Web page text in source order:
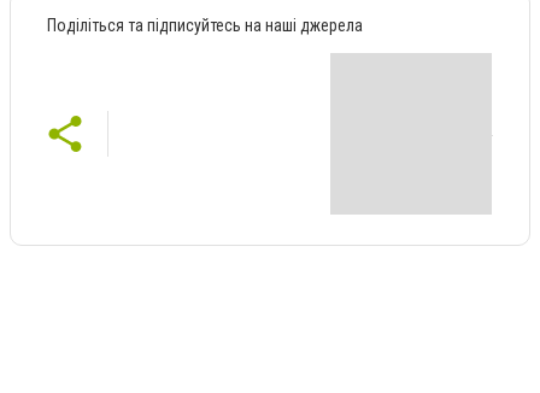
Поділіться та підписуйтесь на наші джерела